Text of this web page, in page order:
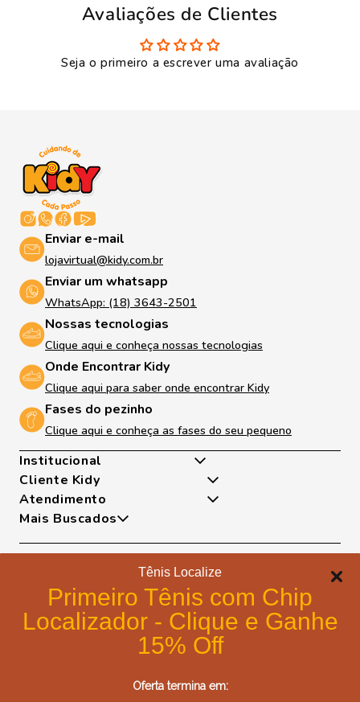
Tênis Localize
Primeiro Tênis com Chip
Localizador - Clique e Ganhe
15% Off
Oferta termina em:
Avaliações de Clientes
Seja o primeiro a escrever uma avaliação
Enviar e-mail
lojavirtual@kidy.com.br
Enviar um whatsapp
WhatsApp: (18) 3643-2501
Nossas tecnologias
Clique aqui e conheça nossas tecnologias
Onde Encontrar Kidy
Clique aqui para saber onde encontrar Kidy
Fases do pezinho
Clique aqui e conheça as fases do seu pequeno
Institucional
Quem somos
Nossas Tecnologias
Fases Dos Pezinhos
Dúvidas Frequentes
Trocas e Devoluções
Portal de Privacidade
Formas de Pagamento
Trabalhe Conosco
Post Fácil - Criador de Artes Kidy
Cliente Kidy
Minha Conta
Atendimento
Exceto Feriados
WhatsApp: (18) 99817-5951
Telefone: (18) 3643-2596
E-mail: lojavirtual@kidy.com.br
Mais Buscados
Tênis
Formas de pagamento
Certificados de segurança